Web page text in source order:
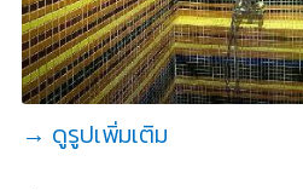
→ ดูรูปเพิ่มเติม